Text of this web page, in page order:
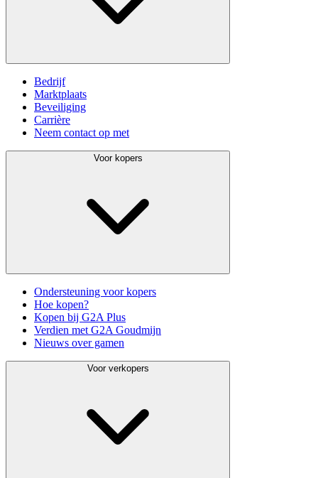
Bedrijf
Marktplaats
Beveiliging
Carrière
Neem contact op met
Voor kopers
Ondersteuning voor kopers
Hoe kopen?
Kopen bij G2A Plus
Verdien met G2A Goudmijn
Nieuws over gamen
Voor verkopers